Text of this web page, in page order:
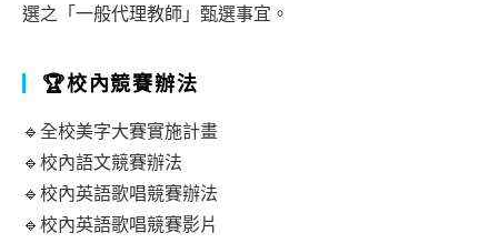
選之「一般代理教師」甄選事宜。
🏆校內競賽辦法
🔹全校美字大賽實施計畫
🔹校內語文競賽辦法
🔹校內英語歌唱競賽辦法
🔹校內英語歌唱競賽影片